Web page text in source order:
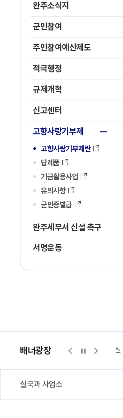
완주소식지
군민참여
주민참여예산제도
적극행정
규제개혁
신고센터
고향사랑기부제
고향사랑기부제란
답례품
기금활용사업
유의사항
군민증발급
완주세무서 신설 촉구
서명운동
배너광장
지적측량바로처리센터 위택스
실국과 사업소